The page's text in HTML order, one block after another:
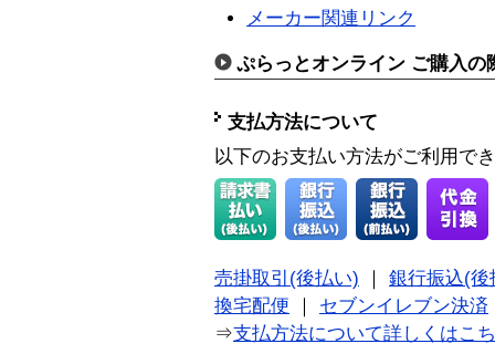
メーカー関連リンク
ぷらっとオンライン ご購入の
支払方法について
以下のお支払い方法がご利用で
売掛取引(後払い)
銀行振込(後
換宅配便
セブンイレブン決済
⇒支払方法について詳しくはこ